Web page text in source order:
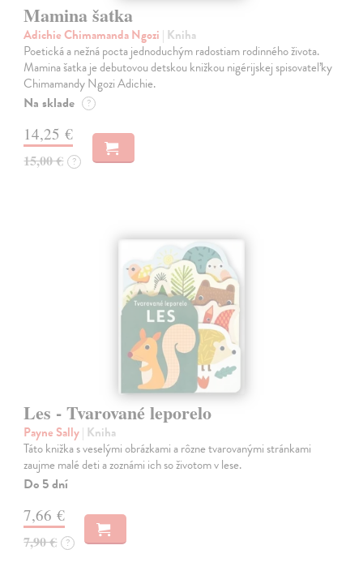
Mamina šatka
Adichie Chimamanda Ngozi | Kniha
Poetická a nežná pocta jednoduchým radostiam rodinného života.
Mamina šatka je debutovou detskou knižkou nigérijskej spisovateľky
Chimamandy Ngozi Adichie.
Na sklade ?
14,25 €
15,00 € ?
Les - Tvarované leporelo
Payne Sally| Kniha
Táto knižka s veselými obrázkami a rôzne tvarovanými stránkami
zaujme malé deti a zoznámi ich so životom v lese.
Do 5 dní
7,66 €
7,90 € ?